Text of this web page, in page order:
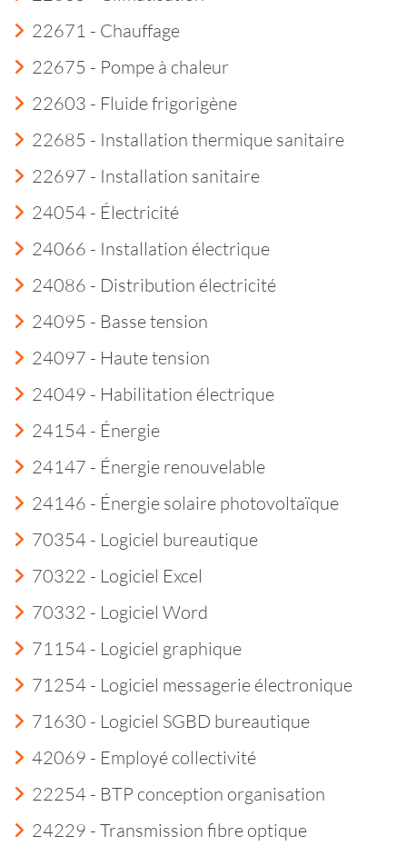
22671 - Chauffage
22675 - Pompe à chaleur
22603 - Fluide frigorigène
22685 - Installation thermique sanitaire
22697 - Installation sanitaire
24054 - Électricité
24066 - Installation électrique
24086 - Distribution électricité
24095 - Basse tension
24097 - Haute tension
24049 - Habilitation électrique
24154 - Énergie
24147 - Énergie renouvelable
24146 - Énergie solaire photovoltaïque
70354 - Logiciel bureautique
70322 - Logiciel Excel
70332 - Logiciel Word
71154 - Logiciel graphique
71254 - Logiciel messagerie électronique
71630 - Logiciel SGBD bureautique
42069 - Employé collectivité
22254 - BTP conception organisation
24229 - Transmission fibre optique